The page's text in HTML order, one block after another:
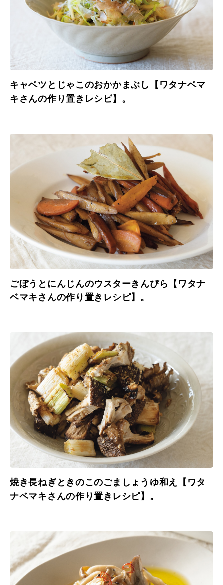
キャベツとじゃこのおかかまぶし【ワタナベマ
キさんの作り置きレシピ】。
ごぼうとにんじんのウスターきんぴら【ワタナ
ベマキさんの作り置きレシピ】。
焼き長ねぎときのこのごましょうゆ和え【ワタ
ナベマキさんの作り置きレシピ】。